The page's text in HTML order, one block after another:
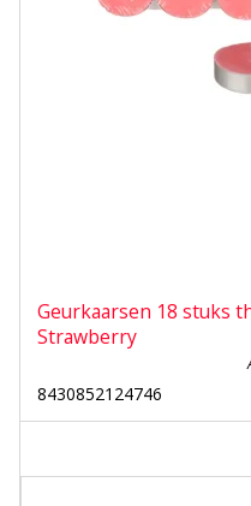
Geurkaarsen 18 stuks
Strawberry
8430852124746